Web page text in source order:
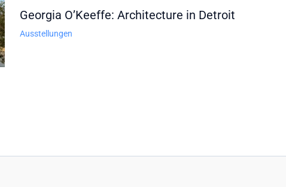
Georgia O’Keeffe: Architecture in Detroit
Ausstellungen